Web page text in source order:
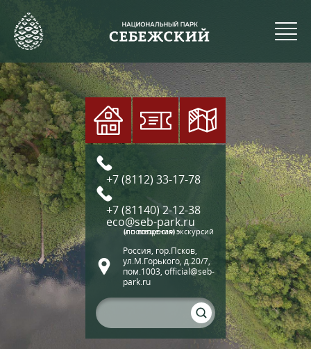
+7 (8112) 33-17-78
+7 (81140) 2-12-38
eco@seb-park.ru
(по вопросам экскурсий и посещения)
Россия, гор.Псков,
ул.М.Горького, д.20/7,
пом.1003, official@seb-
park.ru